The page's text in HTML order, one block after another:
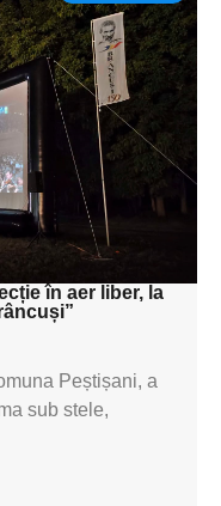
pentru
aici
aici
în aer liber, la
Peștișani, a
sub stele,